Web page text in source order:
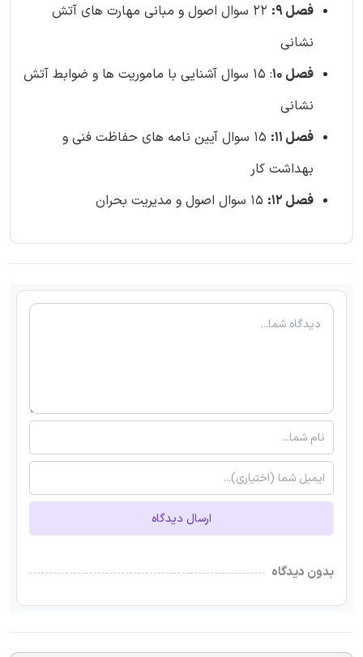
فصل 9:
22 سوال اصول و مبانی مهارت های آتش
نشانی
فصل 10
: 15 سوال آشنایی با ماموریت ها و ضوابط آتش
نشانی
فصل 11:
15 سوال آیین نامه های حفاظت فنی و
بهداشت کار
فصل 12:
ارسال دیدگاه
بدون دیدگاه